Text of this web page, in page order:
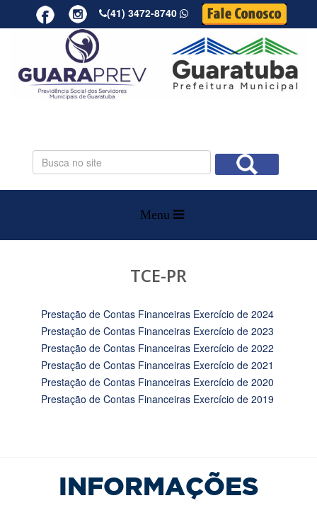
(41) 3472-8740
TCE-PR
Prestação de Contas Financeiras Exercício de 2024
Prestação de Contas Financeiras Exercício de 2023
Prestação de Contas Financeiras Exercício de 2022
Prestação de Contas Financeiras Exercício de 2021
Prestação de Contas Financeiras Exercício de 2020
Prestação de Contas Financeiras Exercício de 2019
INFORMAÇÕES